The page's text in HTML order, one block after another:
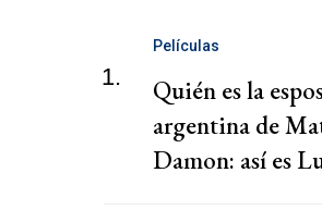
1.
Películas
Quién es la
argentina de
Damon: así es